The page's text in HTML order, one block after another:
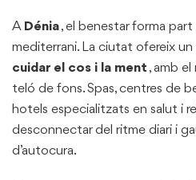
A Dénia, el benestar forma part
mediterrani. La ciutat ofereix
cuidar el cos i la ment , amb el
teló de fons. Spas, centres de
hotels especialitzats en salut i
desconnectar del ritme diari i
d’autocura.